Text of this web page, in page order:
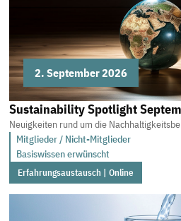
2. September 2026
Sustainability Spotlight
Neuigkeiten rund um die
Mitglieder / Nicht-Mitglieder
Basiswissen erwünscht
Erfahrungsaustausch | Online